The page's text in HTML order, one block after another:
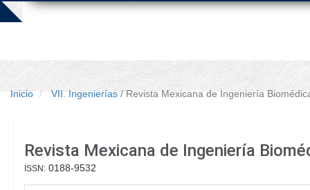
Inicio VII. Ingenierías/ Revista Mexicana de Ingeniería
Revista Mexicana de Ingeniería
ISSN: 0188-9532